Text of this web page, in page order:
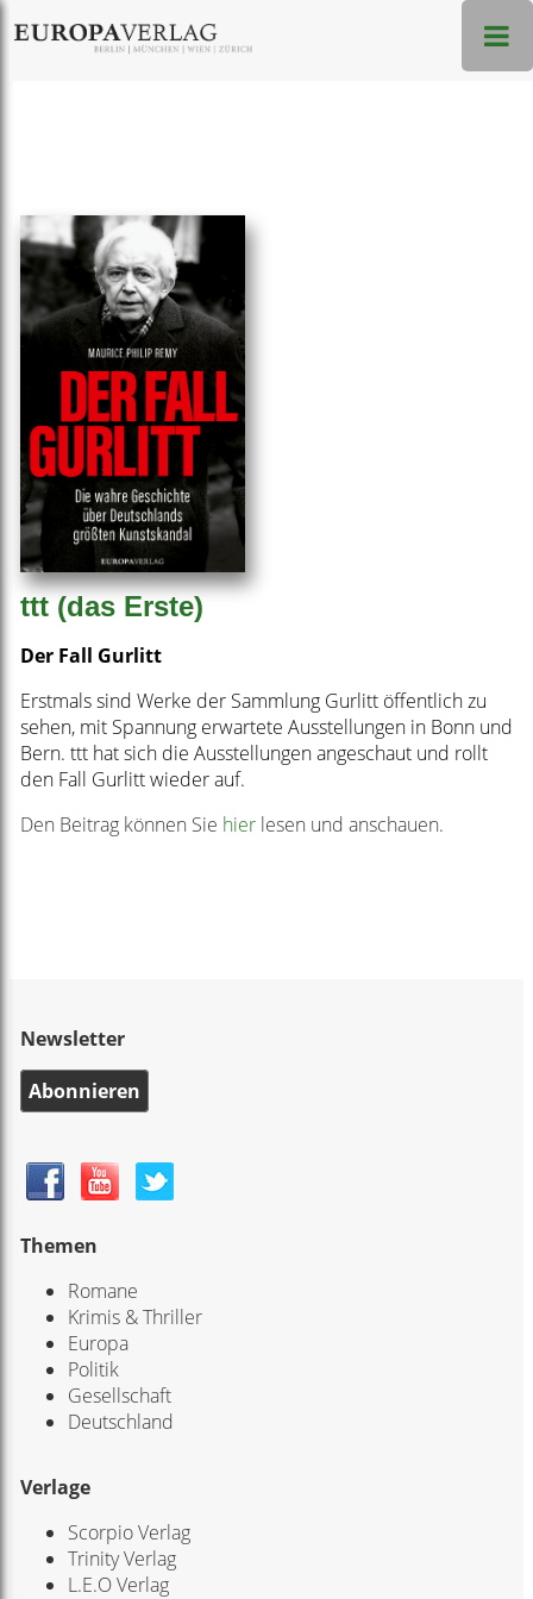
ttt (das Erste)
Der Fall Gurlitt
Erstmals sind Werke der Sammlung Gurlitt öffentlich zu
sehen, mit Spannung erwartete Ausstellungen in Bonn und
Bern. ttt hat sich die Ausstellungen angeschaut und rollt
den Fall Gurlitt wieder auf.
Den Beitrag können Sie hierlesen und anschauen.
Newsletter
Abonnieren
Themen
Romane
Krimis & Thriller
Europa
Politik
Gesellschaft
Deutschland
Verlage
Scorpio Verlag
Trinity Verlag
L.E.O Verlag